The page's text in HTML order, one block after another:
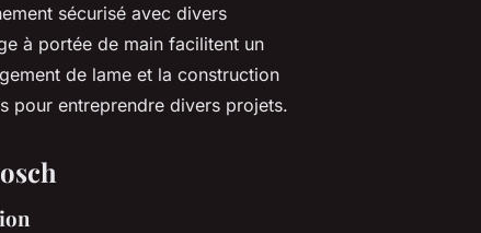
sécurisé avec divers
à portée de main facilitent un
de lame et la construction
pour entreprendre divers projets.